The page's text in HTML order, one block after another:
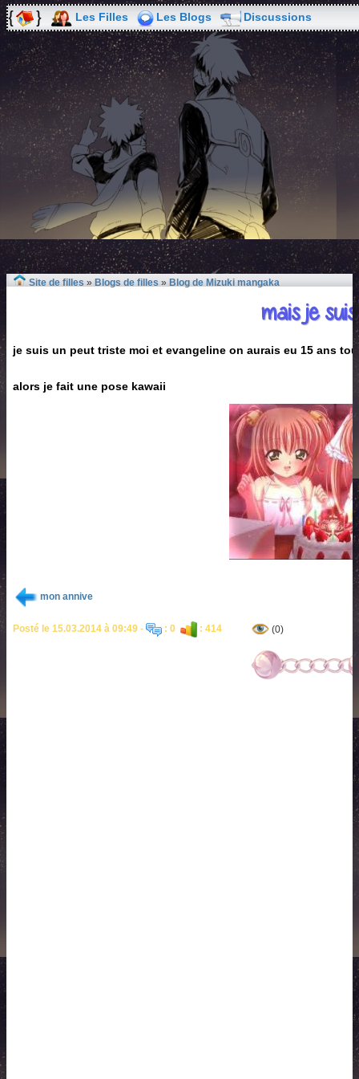
Les Filles Les Blogs Discussions
Site de filles » Blogs de filles » Blog de Mizuki mangaka
mais je
je suis un peut triste moi et evangeline on aurais eu 15 ans
alors je fait une pose kawaii
mon annive
Posté le 15.03.2014 à 09:49 - : 0 : 414 (0)